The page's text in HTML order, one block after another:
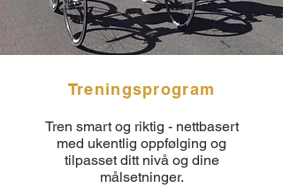
Treningsprogram
Tren smart og riktig - nettbasert
med ukentlig oppfølging og
tilpasset ditt nivå og dine
målsetninger.